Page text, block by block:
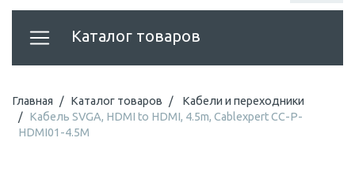
Каталог товаров
Главная Каталог товаров
Кабели и переходники
Кабель SVGA, HDMI to HDMI, 4.5m, Cablexpert CC-P-
HDMI01-4.5M